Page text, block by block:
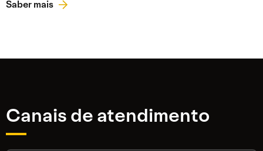
Saber mais
Canais de atendimento